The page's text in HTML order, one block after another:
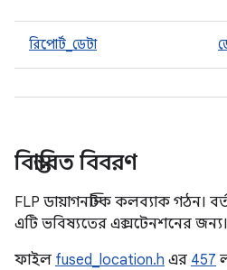
রিপোর্ট_ডেটা
বিস্তারিত বিবরণ
FLP ডায়াগনস্টিক কলব্যাক গঠন।
এটি ভবিষ্যতের এক্সটেনশনের জন্য।
ফাইল fused_location.h এর 457